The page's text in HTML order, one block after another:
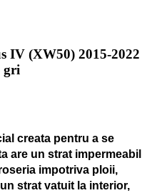
IV (XW50) 2015-2022
gri
creata pentru a se
are un strat impermeabil
impotriva ploii,
strat vatuit la interior,